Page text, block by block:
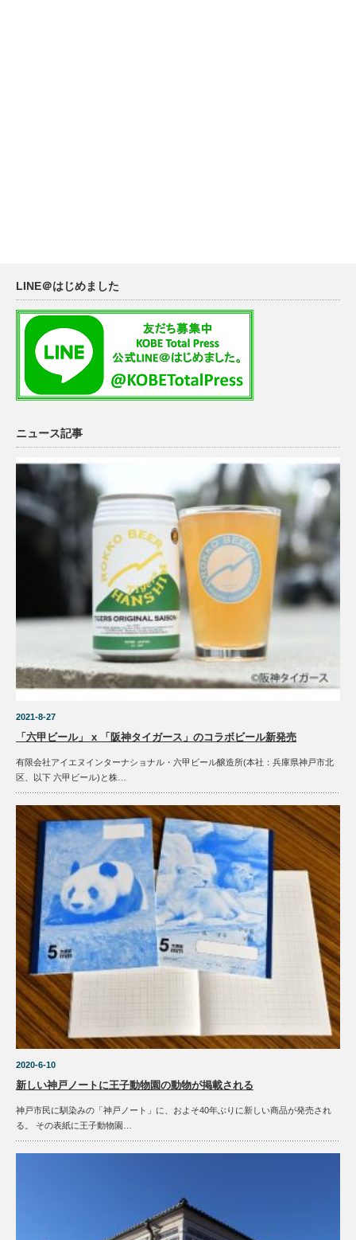
LINE＠はじめました
ニュース記事
2021-8-27
「六甲ビール」 x 「阪神タイガース」のコラボビール新発売
有限会社アイエヌインターナショナル・六甲ビール醸造所(本社：兵庫県神戸市北
区、以下 六甲ビール)と株…
2020-6-10
新しい神戸ノートに王子動物園の動物が掲載される
神戸市民に馴染みの「神戸ノート」に、およそ40年ぶりに新しい商品が発売され
る。 その表紙に王子動物園…